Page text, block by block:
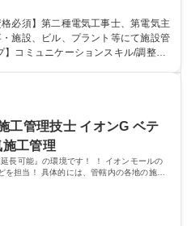
ローバルまたはナショナルで選択
より詳細な情報を記載 ＜具体的な業
■設備の日常保守点検業務■設備改
でWLB◎
必須】第二種電気工事士、第電気主
施設、ビル、プラント等にて施設管
コミュニケーションスキル/調整ス
ざまな施設へサービスを提供して
プログラムと資格取得支援制度で、
す。現場でのOJTと定期的なフォロ
として長期的に活躍いただけます。
大 専修学校 高校 語学力： 資格：第
工管理技士 イオンG ベテ
工管理
長可能』の環境です！ ！ イオンモールの
担当！ 具体的には、管轄内の各地の施工